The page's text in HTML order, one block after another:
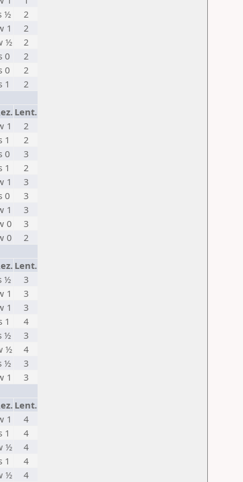
½
2
1
2
½
2
0
2
0
2
1
2
Lent.
1
2
1
2
0
3
1
2
1
3
0
3
1
3
0
3
0
2
Lent.
½
3
1
3
1
3
1
4
½
3
½
4
½
3
1
3
Lent.
1
4
1
4
½
4
1
4
½
4